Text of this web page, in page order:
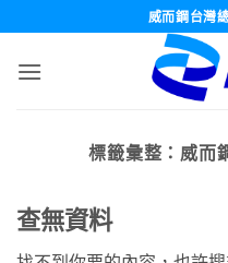
威而鋼台灣
標籤彙整： 威而
查無資料